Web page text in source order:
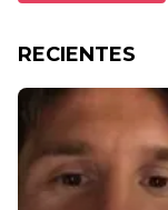
RECIENTES